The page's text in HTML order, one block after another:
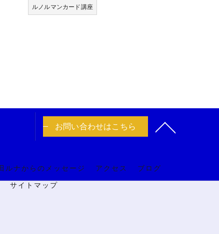
ルノルマンカード講座
お問い合わせはこちら
ルナからのメッセージ アクセス
ブログ
サイトマップ